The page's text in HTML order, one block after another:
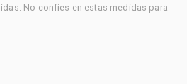
No confíes en estas medidas para